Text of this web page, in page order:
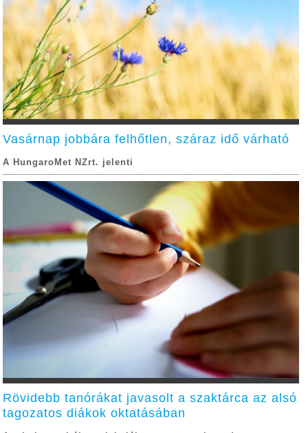
Vasárnap jobbára felhőtlen, száraz idő várható
A HungaroMet NZrt. jelenti
Rövidebb tanórákat javasolt a szaktárca az alsó
tagozatos diákok oktatásában